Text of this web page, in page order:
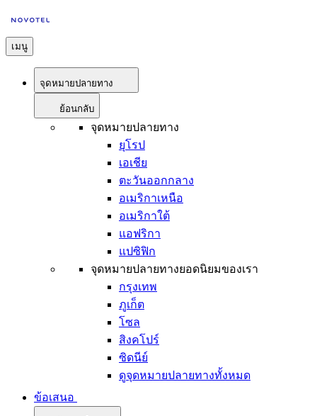
เมนู
จุดหมายปลายทาง
ย้อนกลับ
จุดหมายปลายทาง
ยุโรป
เอเชีย
ตะวันออกกลาง
อเมริกาเหนือ
อเมริกาใต้
แอฟริกา
แปซิฟิก
จุดหมายปลายทางยอดนิยมของเรา
กรุงเทพ
ภูเก็ต
โซล
สิงคโปร์
ซิดนีย์
ดูจุดหมายปลายทางทั้งหมด
ข้อเสนอ